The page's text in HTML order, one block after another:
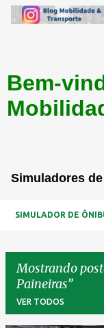
Bem-
Simuladores
SIMULADOR DE
Mostrando
Paineiras
VER TODOS